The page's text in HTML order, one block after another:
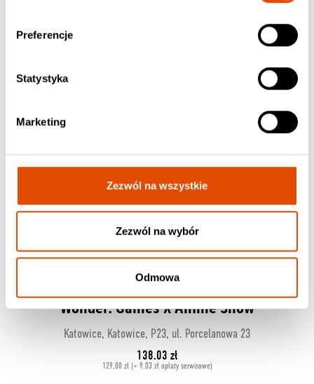
Preferencje
Statystyka
Marketing
Zezwól na wszystkie
Zezwól na wybór
Odmowa
10.09.2026
Wonder: Games X Anime Show
Katowice, Katowice, P23, ul. Porcelanowa 23
138.03 zł
129.00 zł (+ 9.03 zł opłaty serwisowe)